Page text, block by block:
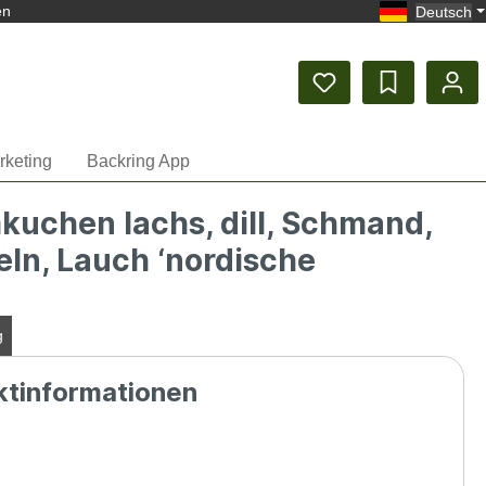
Deutsch
Backring App
lachs, dill, Schmand,
Lauch ‘nordische